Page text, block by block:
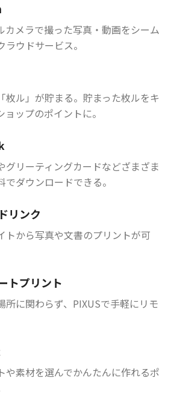
カメラで撮った写真・動画をシーム
ウドサービス。
枚ル」が貯まる。貯まった枚ルをキ
ップのポイントに。
グリーティングカードなどざまざま
ダウンロードできる。
リンク
トから写真や文書のプリントが可
トプリント
所に関わらず、PIXUSで手軽にリモ
や素材を選んでかんたんに作れるポ